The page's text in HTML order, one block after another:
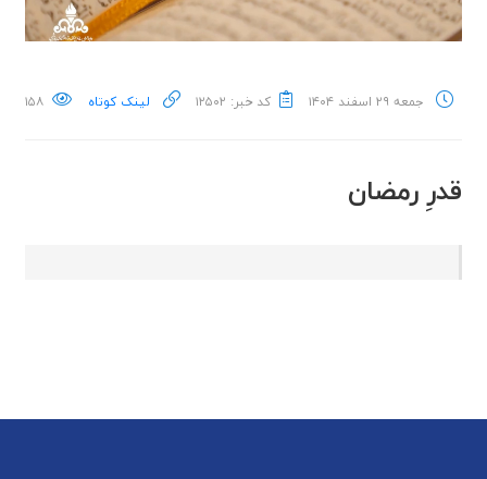
جمعه ۲۹ اسفند ۱۴۰۴ کد خبر: ۱۲۵۰۲ لینک کوتاه ۱۵۸
قدرِ رمضان